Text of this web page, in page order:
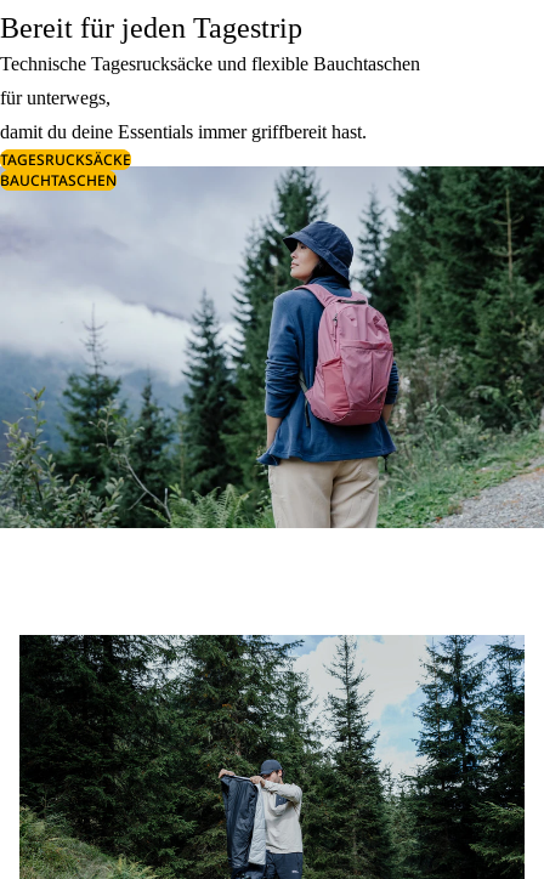
Bereit für jeden Tagestrip
Technische Tagesrucksäcke und flexible Bauchtaschen
für unterwegs,
damit du deine Essentials immer griffbereit hast.
TAGESRUCKSÄCKE
BAUCHTASCHEN